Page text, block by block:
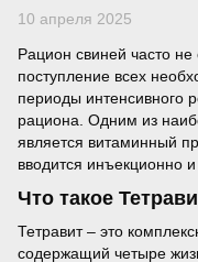
10 апреля 2025
Рацион свиней часто
поступление всех
периоды интенсивного
рациона. Одним из
является витаминный
вводится инъекционно
Что такое
Тетравит – это
содержащий четыре